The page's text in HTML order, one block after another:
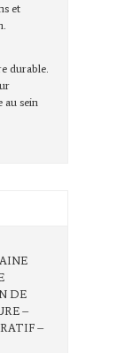
et
durable.
au sein
DE
–
–